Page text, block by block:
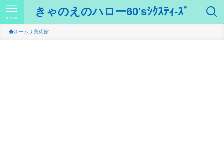
きゃのえのハロー60'sｼｸｽﾃｨ-ｽﾞ
menu
ホーム 美術館